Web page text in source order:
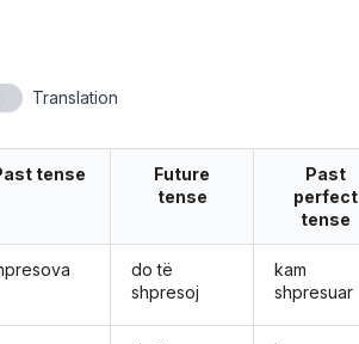
Translation
tense
Future
tense
do të
shpresoj
Past
perfect
tense
kam
shpresuar